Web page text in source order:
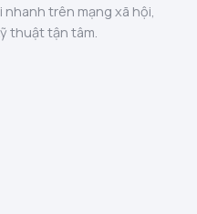
trên mạng xã hội,
thuật tận tâm.